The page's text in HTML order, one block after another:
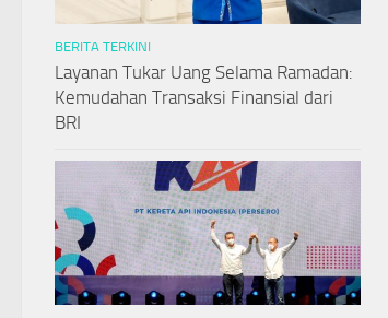
BERITA TERKINI
Layanan Tukar Uang Selama Ramadan:
Kemudahan Transaksi Finansial dari
BRI